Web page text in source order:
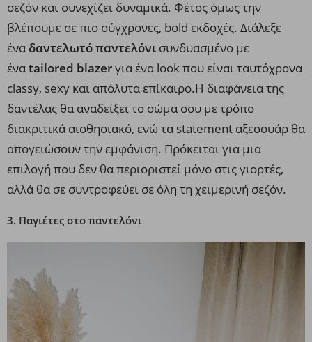
σεζόν και συνεχίζει δυναμικά. Φέτος όμως την
βλέπουμε σε πιο σύγχρονες, bold εκδοχές. Διάλεξε
ένα δαντελωτό παντελόνι συνδυασμένο με
έναtailored blazerγια ένα look που είναι ταυτόχρονα
classy, sexy και απόλυτα επίκαιρο.Η διαφάνεια της
δαντέλας θα αναδείξει το σώμα σου με τρόπο
διακριτικά αισθησιακό, ενώ τα statement αξεσουάρ θα
απογειώσουν την εμφάνιση. Πρόκειται για μια
επιλογή που δεν θα περιοριστεί μόνο στις γιορτές,
αλλά θα σε συντροφεύει σε όλη τη χειμερινή σεζόν.
3. Παγιέτες στο παντελόνι